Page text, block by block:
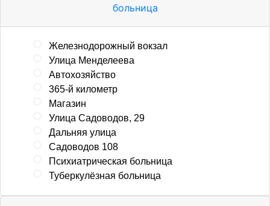
больница
Железнодорожный вокзал
Улица Менделеева
Автохозяйство
365-й километр
Магазин
Улица Садоводов, 29
Дальняя улица
Садоводов 108
Психиатрическая больница
Туберкулёзная больница